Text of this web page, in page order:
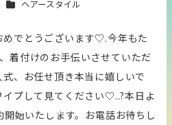
Service
カテゴリー
ヘアースタイル